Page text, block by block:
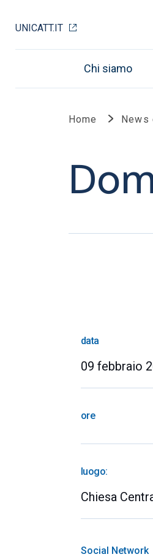
UNICATT.IT
Chi siamo
Home News
data
09 febbraio
ore
luogo:
Chiesa
Social Network